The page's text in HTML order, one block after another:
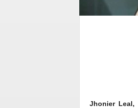
Jhonier Leal,